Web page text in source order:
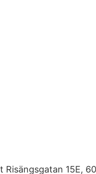
Risängsgatan 15E,